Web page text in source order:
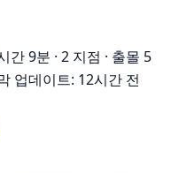
간 9분 · 2 지점 · 출몰 5
업데이트: 12시간 전